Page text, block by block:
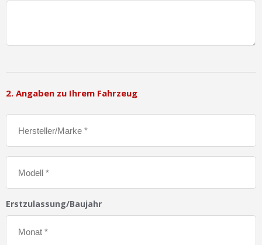
2. Angaben zu Ihrem Fahrzeug
Erstzulassung/Baujahr